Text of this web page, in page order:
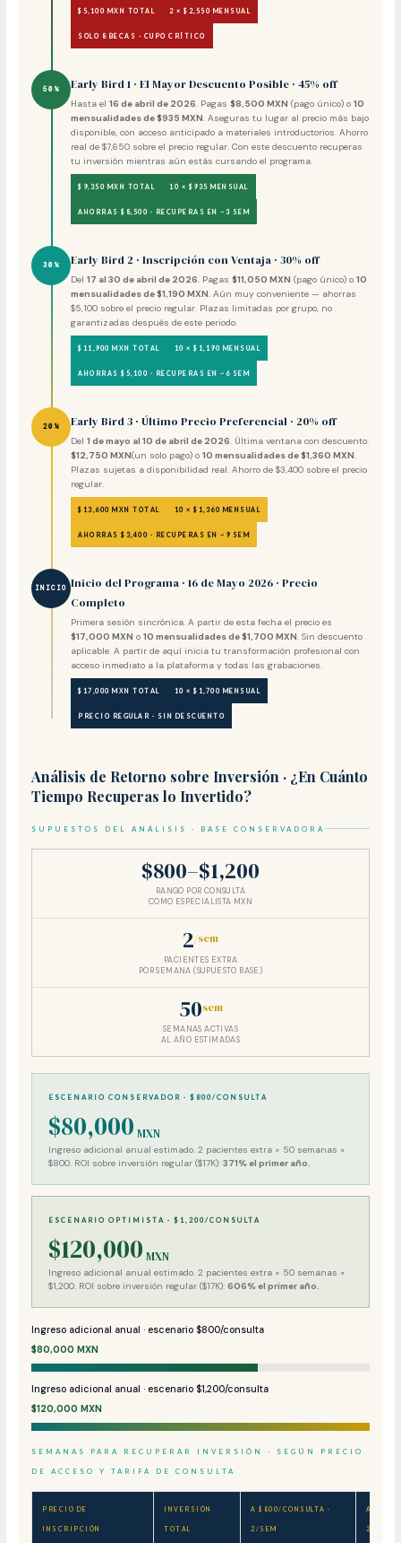
$5,100 MXN TOTAL 2 × $2,550 MENSUAL
SOLO 8 BECAS · CUPO CRÍTICO
50% Early Bird 1 · El Mayor Descuento Posible · 45% off
Hasta el16 de abril de 2026. Pagas$8,500 MXN (pago único) o10
mensualidades de $935 MXN. Aseguras tu lugar al precio más bajo
disponible, con acceso anticipado a materiales introductorios. Ahorro
real de $7,650 sobre el precio regular. Con este descuento recuperas
tu inversión mientras aún estás cursando el programa.
$9,350 MXN TOTAL 10 × $935 MENSUAL
AHORRAS $8,500 · RECUPERAS EN ~3 SEM
30% Early Bird 2 · Inscripción con Ventaja · 30% off
Del17 al 30 de abril de 2026. Pagas$11,050 MXN (pago único) o10
mensualidades de $1,190 MXN. Aún muy conveniente — ahorras
$5,100 sobre el precio regular. Plazas limitadas por grupo, no
garantizadas después de este periodo.
$11,900 MXN TOTAL 10 × $1,190 MENSUAL
AHORRAS $5,100 · RECUPERAS EN ~6 SEM
20% Early Bird 3 · Último Precio Preferencial · 20% off
Del1 de mayo al 10 de abril de 2026. Última ventana con descuento:
$12,750 MXN(un solo pago) o10 mensualidades de $1,360 MXN.
Plazas sujetas a disponibilidad real. Ahorro de $3,400 sobre el precio
regular.
$13,600 MXN TOTAL 10 × $1,360 MENSUAL
AHORRAS $3,400 · RECUPERAS EN ~9 SEM
INICIO Inicio del Programa · 16 de Mayo 2026 · Precio
Completo
Primera sesión sincrónica. A partir de esta fecha el precio es
$17,000 MXN o10 mensualidades de $1,700 MXN. Sin descuento
aplicable. A partir de aquí inicia tu transformación profesional con
acceso inmediato a la plataforma y todas las grabaciones.
$17,000 MXN TOTAL 10 × $1,700 MENSUAL
PRECIO REGULAR · SIN DESCUENTO
Análisis de Retorno sobre Inversión · ¿En Cuánto
Tiempo Recuperas lo Invertido?
SUPUESTOS DEL ANÁLISIS · BASE CONSERVADORA
$800–$1,200
RANGO POR CONSULTA
COMO ESPECIALISTA MXN
2/sem
PACIENTES EXTRA
POR SEMANA (SUPUESTO BASE)
50sem
SEMANAS ACTIVAS
AL AÑO ESTIMADAS
ESCENARIO CONSERVADOR · $800/CONSULTA
$80,000 MXN
Ingreso adicional anual estimado. 2 pacientes extra × 50 semanas ×
$800. ROI sobre inversión regular ($17K):371% el primer año.
ESCENARIO OPTIMISTA · $1,200/CONSULTA
$120,000 MXN
Ingreso adicional anual estimado. 2 pacientes extra × 50 semanas ×
$1,200. ROI sobre inversión regular ($17K):606% el primer año.
Ingreso adicional anual · escenario $800/consulta
$80,000 MXN
Ingreso adicional anual · escenario $1,200/consulta
$120,000 MXN
SEMANAS PARA RECUPERAR INVERSIÓN · SEGÚN PRECIO
DE ACCESO Y TARIFA DE CONSULTA
PRECIO DE
INSCRIPCIÓN
INVERSIÓN
TOTAL
A $800/CONSULTA ·
2/SEM
A
2/SEM